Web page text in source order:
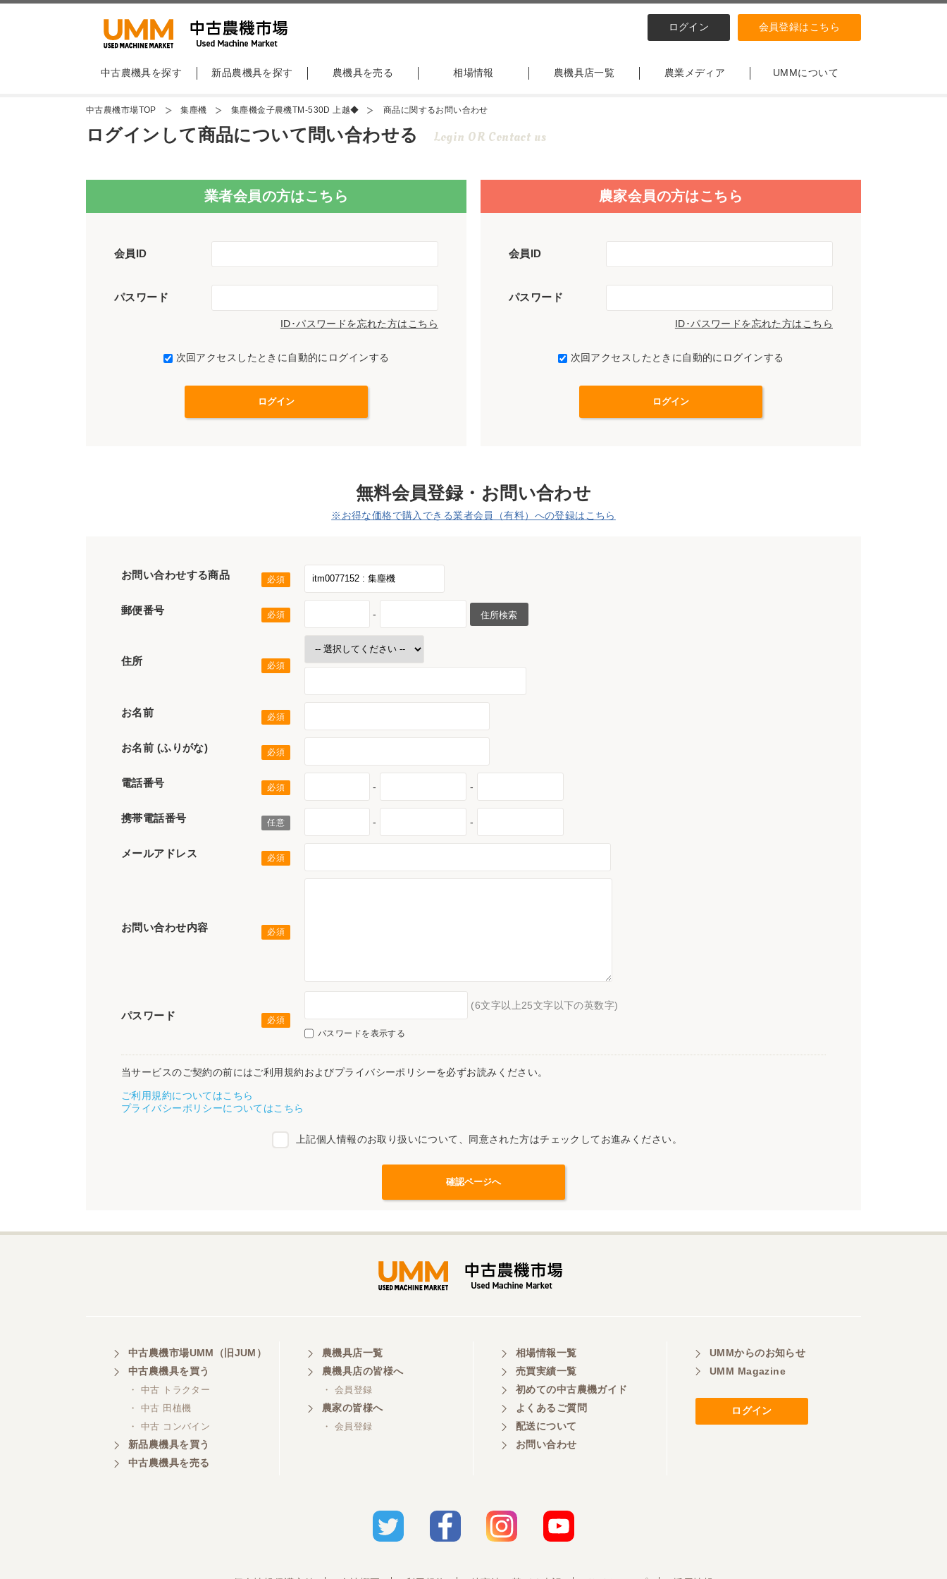
ログイン 会員登録はこちら
中古農機具を探す 新品農機具を探す 農機具を売る 相場情報 農機具店一覧 農業メディア UMMについて
中古農機市場TOP 集塵機 集塵機金子農機TM-530D 上越◆ 商品に関するお問い合わせ
ログインして商品について問い合わせる Login OR Contact us
業者会員の方はこちら
会員ID
パスワード
ID･パスワードを忘れた方はこちら
次回アクセスしたときに自動的にログインする
農家会員の方はこちら
会員ID
パスワード
ID･パスワードを忘れた方はこちら
次回アクセスしたときに自動的にログインする
無料会員登録・お問い合わせ
※お得な価格で購入できる業者会員（有料）への登録はこちら
お問い合わせする商品
郵便番号 - 住所検索
住所
お名前
お名前 (ふりがな)
電話番号 - -
携帯電話番号 - -
メールアドレス
お問い合わせ内容
パスワード
(6文字以上25文字以下の英数字)
パスワードを表示する
当サービスのご契約の前にはご利用規約およびプライバシーポリシーを必ずお読みください。
ご利用規約についてはこちら
プライバシーポリシーについてはこちら
上記個人情報のお取り扱いについて、同意された方はチェックしてお進みください。
中古農機市場UMM（旧JUM）
中古農機具を買う
・ 中古 トラクター
・ 中古 田植機
・ 中古 コンバイン
新品農機具を買う
中古農機具を売る
農機具店一覧
農機具店の皆様へ
・ 会員登録
農家の皆様へ
・ 会員登録
相場情報一覧
売買実績一覧
初めての中古農機ガイド
よくあるご質問
配送について
お問い合わせ
UMMからのお知らせ
UMM Magazine
ログイン